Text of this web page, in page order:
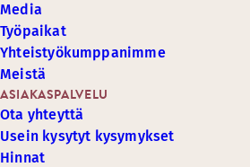
ASIAKASPALVELU
Ota yhteyttä
Usein kysytyt kysymykset
Hinnat
Media
Työpaikat
Yhteistyökumppanimme
Meistä